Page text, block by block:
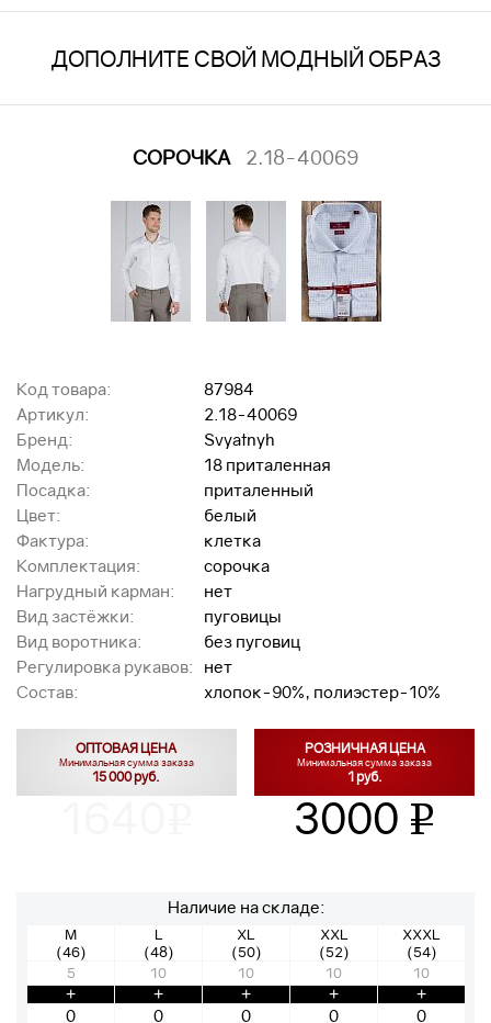
ДОПОЛНИТЕ СВОЙ МОДНЫЙ ОБРАЗ
СОРОЧКА 2.18-40069
Код товара:
87984
Артикул:
2.18-40069
Бренд:
Svyatnyh
Модель:
18 приталенная
Посадка:
приталенный
Цвет:
белый
Фактура:
клетка
Комплектация:
сорочка
Нагрудный карман:
нет
Вид застёжки:
пуговицы
Вид воротника:
без пуговиц
Регулировка рукавов:
нет
Состав:
хлопок-90%, полиэстер-10%
ОПТОВАЯ ЦЕНА
Минимальная сумма заказа
15 000 руб.
РОЗНИЧНАЯ ЦЕНА
Минимальная сумма заказа
1 руб.
3000 v
Наличие на складе:
M
(46)
L
(48)
XL
(50)
XXL
(52)
XXXL
(54)
5
+
10
+
10
+
10
+
10
+